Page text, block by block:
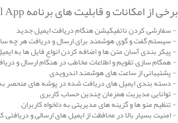
برخی از امکانات و قابلیت های برنامه Email TypeApp – Best Mail App اندروید :
- سفارشی کردن ناتفیکیشن هنگام دریافت ایمیل جدید
- سیستم گفت و گوی هوشمند برای ارسال و دریافت هر چه
- پیکر بندی آسان متن ها و اضافه کردن انواع فایل ها به
- همگام سازی تقویم و اطلاعات مخاطب در هنگام ارسال و
- پشتیبانی از ساعت های هوشمند اندرویدی
- دسته بندی ایمیل های دریافت شده در پوشه های منحصر
- توانایی مدیریت همزمان چندین حساب کاربری
- تنظیم منو ها و گزینه های مدیریتی به دلخواه کاربران
- امنیت بسیار بالا در محافظت از ایمیل های ارسالی و دریافتی